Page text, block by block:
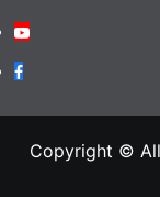
Youtube
Facebook
Copyright ©